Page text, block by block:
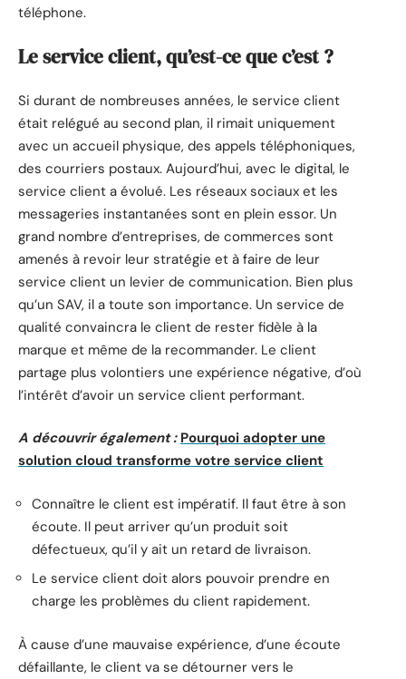
téléphone.
Le service client, qu’est-ce que c’est ?
Si durant de nombreuses années, le service client
était relégué au second plan, il rimait uniquement
avec un accueil physique, des appels téléphoniques,
des courriers postaux. Aujourd’hui, avec le digital, le
service client a évolué. Les réseaux sociaux et les
messageries instantanées sont en plein essor. Un
grand nombre d’entreprises, de commerces sont
amenés à revoir leur stratégie et à faire de leur
service client un levier de communication. Bien plus
qu’un SAV, il a toute son importance. Un service de
qualité convaincra le client de rester fidèle à la
marque et même de la recommander. Le client
partage plus volontiers une expérience négative, d’où
l’intérêt d’avoir un service client performant.
A découvrir également : Pourquoi adopter une
solution cloud transforme votre service client
Connaître le client est impératif. Il faut être à son
écoute. Il peut arriver qu’un produit soit
défectueux, qu’il y ait un retard de livraison.
Le service client doit alors pouvoir prendre en
charge les problèmes du client rapidement.
À cause d’une mauvaise expérience, d’une écoute
défaillante, le client va se détourner vers le